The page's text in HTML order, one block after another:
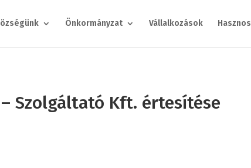
Önkormányzat Vállalkozások Hasznos
Szolgáltató Kft. értesítése